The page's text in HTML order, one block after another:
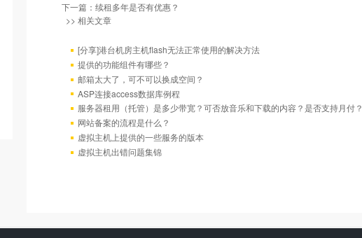
下一篇： 续租多年是否有优惠？
>> 相关文章
[分享]港台机房主机flash无法正常使用的解决方法
提供的功能组件有哪些？
邮箱太大了，可不可以换成空间？
ASP连接access数据库例程
服务器租用（托管）是多少带宽？可否放音乐和下载的内容？是否支持月付？
网站备案的流程是什么？
虚拟主机上提供的一些服务的版本
虚拟主机出错问题集锦